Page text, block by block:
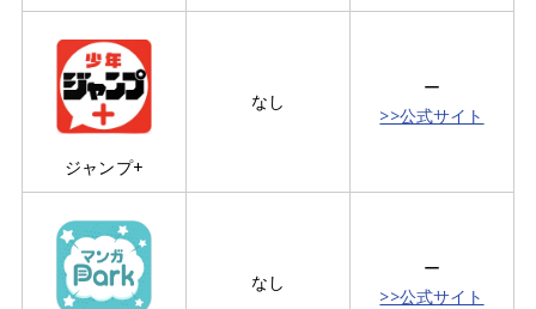
ジャンプ+
なし
ー
>>公式サイト
なし
ー
>>公式サイト